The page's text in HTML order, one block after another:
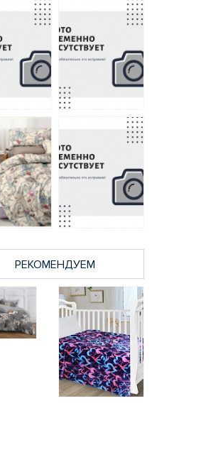
A/B
белье
Luxor
1,5
руб.
70010 А/В
постельное бельё
из поплина Luxor
Бояртекс
3738 руб.
9 А/В
бельё
Luxor
руб.
264987 A/B
постельное бельё
из поплина Luxor
Бояртекс 1,5
спальное
2314 руб.
РЕКОМЕНДУЕМ